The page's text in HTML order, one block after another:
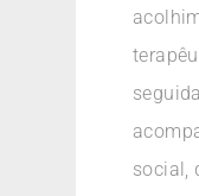
social,